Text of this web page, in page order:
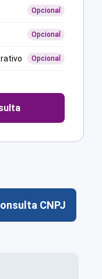
Opcional
Opcional
Opcional
CNPJ